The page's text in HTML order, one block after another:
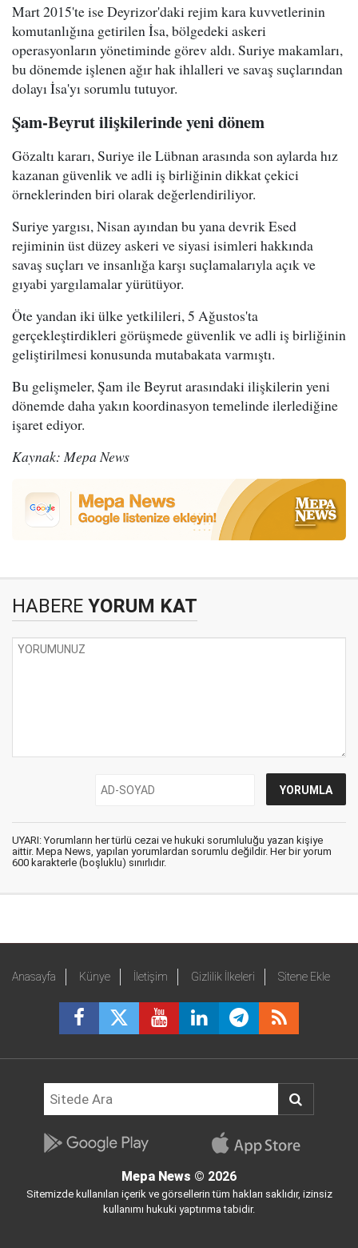
Mart 2015'te ise Deyrizor'daki rejim kara kuvvetlerinin
komutanlığına getirilen İsa, bölgedeki askeri
operasyonların yönetiminde görev aldı. Suriye makamları,
bu dönemde işlenen ağır hak ihlalleri ve savaş suçlarından
dolayı İsa'yı sorumlu tutuyor.
Şam-Beyrut ilişkilerinde yeni dönem
Gözaltı kararı, Suriye ile Lübnan arasında son aylarda hız
kazanan güvenlik ve adli iş birliğinin dikkat çekici
örneklerinden biri olarak değerlendiriliyor.
Suriye yargısı, Nisan ayından bu yana devrik Esed
rejiminin üst düzey askeri ve siyasi isimleri hakkında
savaş suçları ve insanlığa karşı suçlamalarıyla açık ve
gıyabi yargılamalar yürütüyor.
Öte yandan iki ülke yetkilileri, 5 Ağustos'ta
gerçekleştirdikleri görüşmede güvenlik ve adli iş birliğinin
geliştirilmesi konusunda mutabakata varmıştı.
Bu gelişmeler, Şam ile Beyrut arasındaki ilişkilerin yeni
dönemde daha yakın koordinasyon temelinde ilerlediğine
işaret ediyor.
Kaynak: Mepa News
HABERE YORUM KAT
UYARI: Yorumların her türlü cezai ve hukuki sorumluluğu yazan kişiye
aittir. Mepa News, yapılan yorumlardan sorumlu değildir. Her bir yorum
600 karakterle (boşluklu) sınırlıdır.
Anasayfa Künye İletişim Gizlilik İlkeleri Sitene Ekle
Mepa News © 2026
Sitemizde kullanılan içerik ve görsellerin tüm hakları saklıdır, izinsiz
kullanımı hukuki yaptırıma tabidir.